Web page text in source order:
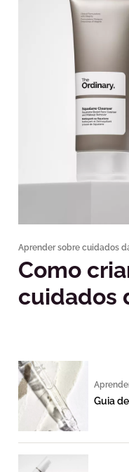
Aprender sobre cuidados
Como
cuidados
Guia